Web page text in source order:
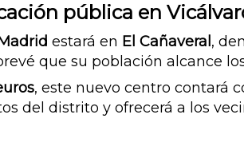
pública en
estará en El Cañaveral ,
que su población alcance
, este nuevo centro contará
del distrito y ofrecerá a los